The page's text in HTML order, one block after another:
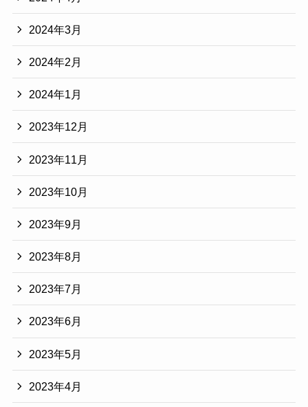
2024年3月
2024年2月
2024年1月
2023年12月
2023年11月
2023年10月
2023年9月
2023年8月
2023年7月
2023年6月
2023年5月
2023年4月